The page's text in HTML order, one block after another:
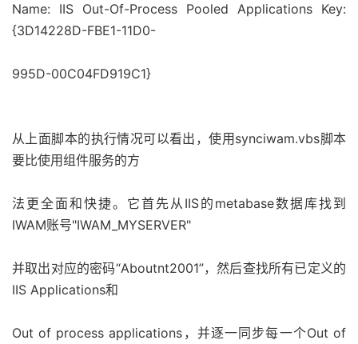
Name: IIS Out-Of-Process Pooled Applications Key:
{3D14228D-FBE1-11D0-
995D-00C04FD919C1}
从上面脚本的执行情况可以看出，使用synciwam.vbs脚本
要比使用组件服务的方
法更全面和快捷。它首先从IIS的metabase数据库找到
IWAM账号"IWAM_MYSERVER"
并取出对应的密码“Aboutnt2001”，然后查找所有已定义的
IIS Applications和
Out of process applications，并逐一同步每一个Out of